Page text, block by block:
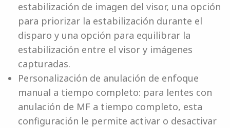
estabilización de imagen del visor, una opción
para priorizar la estabilización durante el
disparo y una opción para equilibrar la
estabilización entre el visor y imágenes
capturadas.
Personalización de anulación de enfoque
manual a tiempo completo: para lentes con
anulación de MF a tiempo completo, esta
configuración le permite activar o desactivar